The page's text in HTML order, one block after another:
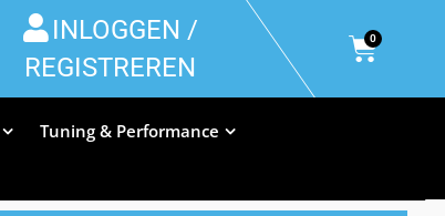
INLOGGEN /
REGISTREREN
0
Tuning & Performance